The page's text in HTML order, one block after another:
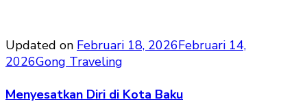
Updated on Februari 18, 2026Februari 14,
2026Gong Traveling
Menyesatkan Diri di Kota Baku